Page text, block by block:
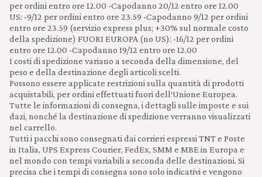
per ordini entro ore 12.00 -Capodanno 20/12 entro ore 12.00
US: -9/12 per ordini entro ore 23.59 -Capodanno 9/12 per ordini
entro ore 23.59 (servizio express plus; +30% sul normale costo
della spedizione) FUORI EUROPA (no US): -16/12 per ordini
entro ore 12.00 -Capodanno 19/12 entro ore 12.00
I costi di spedizione variano a seconda della dimensione, del
peso e della destinazione degli articoli scelti.
Possono essere applicate restrizioni sulla quantità di prodotti
acquistabili, per ordini effettuati fuori dell′Unione Europea.
Tutte le informazioni di consegna, i dettagli sulle imposte e sui
dazi, nonché la destinazione di spedizione verranno visualizzati
nel carrello.
Tutti i pacchi sono consegnati dai corrieri espressi TNT e Poste
in Italia, UPS Express Courier, FedEx, SMM e MBE in Europa e
nel mondo con tempi variabili a seconda delle destinazioni. Si
precisa che i tempi di consegna sono solo indicativi e vengono